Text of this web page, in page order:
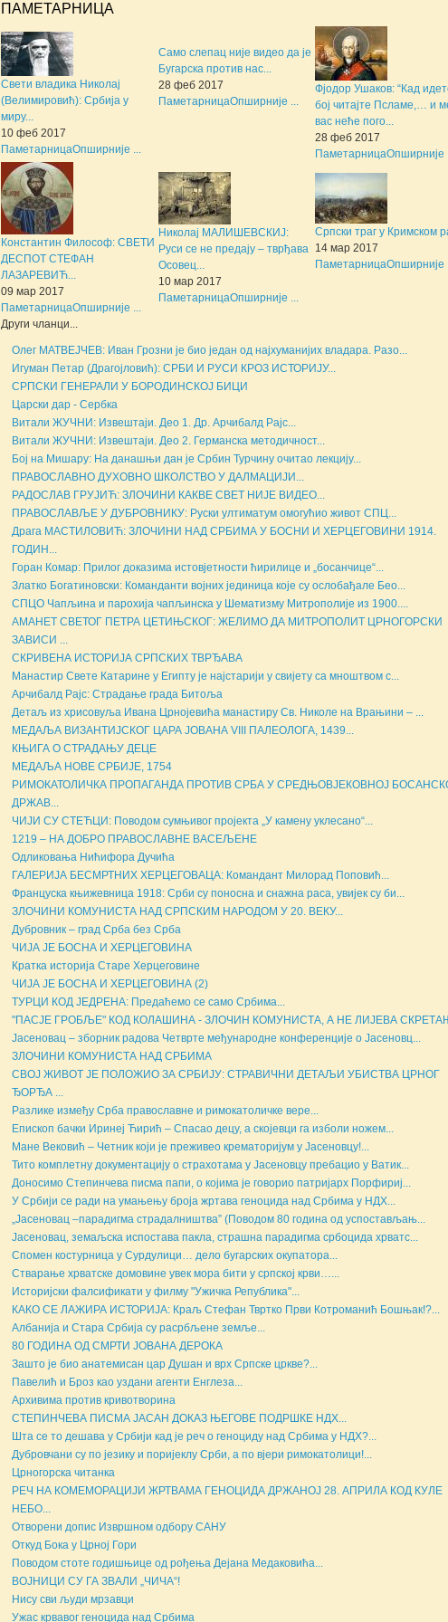
ПАМЕТАРНИЦА
Свети владика Николај
(Велимировић): Србија у
миру...
10 феб 2017
ПаметарницаОпширније ...
Само слепац није видео да је
Бугарска против нас...
28 феб 2017
ПаметарницаОпширније ...
Фјодор Ушаков: “Кад
бој читајте Псламе,… и
вас неће пого...
28 феб 2017
ПаметарницаОпширније
Константин Философ: СВЕТИ
ДЕСПОТ СТЕФАН
ЛАЗАРЕВИЋ...
09 мар 2017
ПаметарницаОпширније ...
Николај МАЛИШЕВСКИЈ:
Руси се не предају – тврђава
Осовец...
10 мар 2017
ПаметарницаОпширније ...
Српски траг у Кримском
14 мар 2017
ПаметарницаОпширније
Други чланци...
Олег МАТВЕЈЧЕВ: Иван Грозни је био један од најхуманијих владара. Разо...
Игуман Петар (Драгојловић): СРБИ И РУСИ КРОЗ ИСТОРИЈУ...
СРПСКИ ГЕНЕРАЛИ У БОРОДИНСКОЈ БИЦИ
Царски дар - Сербка
Витали ЖУЧНИ: Извештаји. Део 1. Др. Арчибалд Рајс...
Витали ЖУЧНИ: Извештаји. Део 2. Германска методичност...
Бој на Мишару: На данашњи дан је Србин Турчину очитао лекцију...
ПРАВОСЛАВНО ДУХОВНО ШКОЛСТВО У ДАЛМАЦИЈИ...
РАДОСЛАВ ГРУЈИЋ: ЗЛОЧИНИ КАКВЕ СВЕТ НИЈЕ ВИДЕО...
ПРАВОСЛАВЉЕ У ДУБРОВНИКУ: Руски ултиматум омогућио живот СПЦ...
Драга МАСТИЛОВИЋ: ЗЛОЧИНИ НАД СРБИМА У БОСНИ И ХЕРЦЕГОВИНИ 1914.
ГОДИН...
Горан Комар: Прилог доказима истовјетности ћирилице и „босанчице“...
Златко Богатиновски: Команданти војних јединица које су ослобађале Бео...
СПЦО Чапљина и парохија чапљинска у Шематизму Митрополије из 1900....
АМАНЕТ СВЕТОГ ПЕТРА ЦЕТИЊСКОГ: ЖЕЛИМО ДА МИТРОПОЛИТ ЦРНОГОРСКИ
ЗАВИСИ ...
СКРИВЕНА ИСТОРИЈА СРПСКИХ ТВРЂАВА
Манастир Свете Катарине у Египту је најстарији у свијету са мноштвом с...
Арчибалд Рајс: Страдање града Битоља
Детаљ из хрисовуља Ивана Црнојевића манастиру Св. Николе на Врањини – ...
МЕДАЉА ВИЗАНТИЈСКОГ ЦАРА ЈОВАНА VIII ПАЛЕОЛОГА, 1439...
КЊИГА О СТРАДАЊУ ДЕЦЕ
МЕДАЉА НОВЕ СРБИЈЕ, 1754
РИМОКАТОЛИЧКА ПРОПАГАНДА ПРОТИВ СРБА У СРЕДЊОВЈЕКОВНОЈ
ДРЖАВ...
ЧИЈИ СУ СТЕЋЦИ: Поводом сумњивог пројекта „У камену уклесано“...
1219 – НА ДОБРО ПРАВОСЛАВНЕ ВАСЕЉЕНЕ
Одликовања Нићифора Дучића
ГАЛЕРИЈА БЕСМРТНИХ ХЕРЦЕГОВАЦА: Командант Милорад Поповић...
Француска књижевница 1918: Срби су поносна и снажна раса, увијек су би...
ЗЛОЧИНИ КОМУНИСТА НАД СРПСКИМ НАРОДОМ У 20. ВЕКУ...
Дубровник – град Срба без Срба
ЧИЈА ЈЕ БОСНА И ХЕРЦЕГОВИНА
Кратка историја Старе Херцеговине
ЧИЈА ЈЕ БОСНА И ХЕРЦЕГОВИНА (2)
ТУРЦИ КОД ЈЕДРЕНА: Предаћемо се само Србима...
"ПАСЈЕ ГРОБЉЕ" КОД КОЛАШИНА - ЗЛОЧИН КОМУНИСТА, А НЕ ЛИЈЕВА
Јасеновац – зборник радова Четврте међународне конференције о Јасеновц...
ЗЛОЧИНИ КОМУНИСТА НАД СРБИМА
СВОЈ ЖИВОТ ЈЕ ПОЛОЖИО ЗА СРБИЈУ: СТРАВИЧНИ ДЕТАЉИ УБИСТВА ЦРНОГ
ЂОРЂА ...
Разлике између Срба православне и римокатоличке вере...
Епископ бачки Иринеј Ћирић – Спасао децу, а скојевци га изболи ножем...
Мане Вековић – Четник који је преживео крематоријум у Јасеновцу!...
Тито комплетну документацију о страхотама у Јасеновцу пребацио у Ватик...
Доносимо Степинчева писма папи, о којима је говорио патријарх Порфириј...
У Србији се ради на умањењу броја жртава геноцида над Србима у НДХ...
„Јасеновац ‒парадигма страдалништва” (Поводом 80 година од успостављањ...
Јасеновац, земаљска испостава пакла, страшна парадигма србоцида хрватс...
Спомен костурница у Сурдулици… дело бугарских окупатора...
Стварање хрватске домовине увек мора бити у српској крви…...
Историјски фалсификати у филму "Ужичка Република"...
КАКО СЕ ЛАЖИРА ИСТОРИЈА: Краљ Стефан Твртко Први Котроманић Бошњак!?...
Албанија и Стара Србија су расрбљене земље...
80 ГОДИНА ОД СМРТИ ЈОВАНА ДЕРОКА
Зашто је био анатемисан цар Душан и врх Српске цркве?...
Павелић и Броз као уздани агенти Енглеза...
Архивима против кривотворина
СТЕПИНЧЕВА ПИСМА ЈАСАН ДОКАЗ ЊЕГОВЕ ПОДРШКЕ НДХ...
Шта се то дешава у Србији кад је реч о геноциду над Србима у НДХ?...
Дубровчани су по језику и поријеклу Срби, а по вјери римокатолици!...
Црногорска читанка
РЕЧ НА КОМЕМОРАЦИЈИ ЖРТВАМА ГЕНОЦИДА ДРЖАНОЈ 28. АПРИЛА КОД КУЛЕ
НЕБО...
Отворени допис Извршном одбору САНУ
Откуд Бока у Црној Гори
Поводом стоте годишњице од рођења Дејана Медаковића...
ВОЈНИЦИ СУ ГА ЗВАЛИ „ЧИЧА“!
Нису сви људи мрзавци
Ужас крвавог геноцида над Србима